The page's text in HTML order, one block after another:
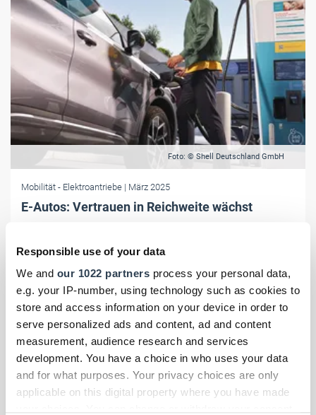
Responsible use of your data
We and our 1022 partners process your personal data,
e.g. your IP-number, using technology such as cookies to
store and access information on your device in order to
serve personalized ads and content, ad and content
measurement, audience research and services
development. You have a choice in who uses your data
and for what purposes. Your privacy choices are only
applicable on this digital property where you have made
Foto: © Shell Deutschland GmbH
Mobilität - Elektroantriebe | März 2025
E-Autos: Vertrauen in Reichweite wächst
Sachen Reichweite.